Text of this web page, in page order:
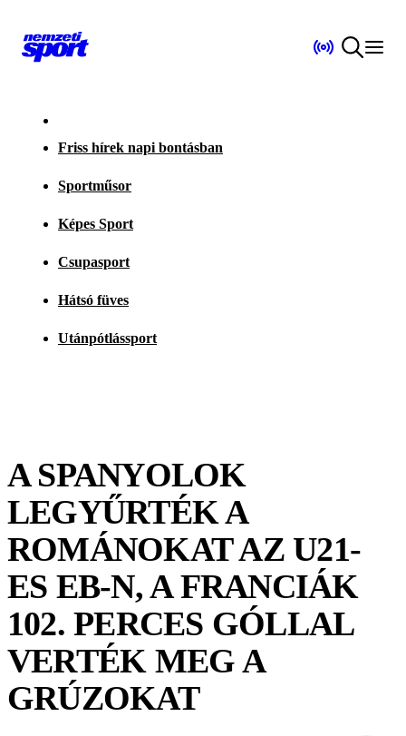
Friss hírek napi bontásban
Sportműsor
Képes Sport
Csupasport
Hátsó füves
Utánpótlássport
A SPANYOLOK
LEGYŰRTÉK A
ROMÁNOKAT AZ U21-
ES EB-N, A FRANCIÁK
102. PERCES GÓLLAL
VERTÉK MEG A
GRÚZOKAT